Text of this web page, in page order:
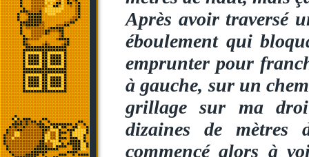
Après avoir traversé
éboulement qui
emprunter pour
à gauche, sur un
grillage sur ma
dizaines de mètres
commencé alors à